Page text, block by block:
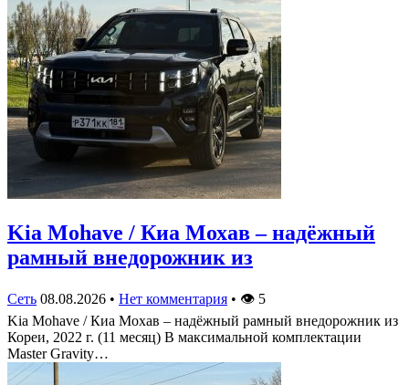
Kia Mohave / Киа Мохав – надёжный
рамный внедорожник из
Сеть 08.08.2026 • Нет комментария • 👁 5
Kia Mohave / Киа Мохав – надёжный рамный внедорожник из
Кореи, 2022 г. (11 месяц) В максимальной комплектации
Master Gravity…